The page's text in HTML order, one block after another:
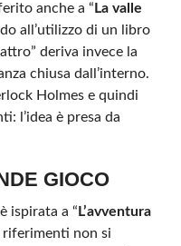
anche a “ La valle
all’utilizzo di un libro
deriva invece la
chiusa dall’interno.
Holmes e quindi
l’idea è presa da
GIOCO
ispirata a “ L’avventura
riferimenti non si